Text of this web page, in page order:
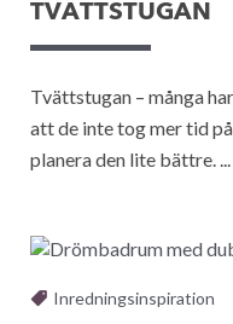
TVÄTTSTUGAN
Tvättstugan – många
att de inte tog mer tid
planera den lite bättre. ...
Inredningsinspiration